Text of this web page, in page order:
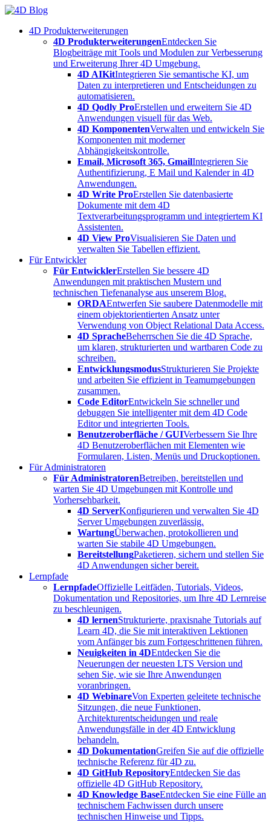
Skip
content4D Produkterweiterungen
4D ProdukterweiterungenEntdecken Sie
Blogbeiträge mit Tools und Modulen zur Verbesserung
und Erweiterung Ihrer 4D Umgebung.
4D AIKitIntegrieren Sie semantische KI, um
Daten zu interpretieren und Entscheidungen zu
automatisieren.
4D Qodly ProErstellen und erweitern Sie 4D
Anwendungen visuell für das Web.
4D KomponentenVerwalten und entwickeln Sie
Komponenten mit moderner
Abhängigkeitskontrolle.
Email, Microsoft 365, GmailIntegrieren Sie
Authentifizierung, E Mail und Kalender in 4D
Anwendungen.
4D Write ProErstellen Sie datenbasierte
Dokumente mit dem 4D
Textverarbeitungsprogramm und integriertem KI
Assistenten.
4D View ProVisualisieren Sie Daten und
verwalten Sie Tabellen effizient.
Für Entwickler
Für EntwicklerErstellen Sie bessere 4D
Anwendungen mit praktischen Mustern und
technischen Tiefenanalyse aus unserem Blog.
ORDAEntwerfen Sie saubere Datenmodelle mit
einem objektorientierten Ansatz unter
Verwendung von Object Relational Data Access.
4D SpracheBeherrschen Sie die 4D Sprache,
um klaren, strukturierten und wartbaren Code zu
schreiben.
EntwicklungsmodusStrukturieren Sie Projekte
und arbeiten Sie effizient in Teamumgebungen
zusammen.
Code EditorEntwickeln Sie schneller und
debuggen Sie intelligenter mit dem 4D Code
Editor und integrierten Tools.
Benutzeroberfläche / GUIVerbessern Sie Ihre
4D Benutzeroberflächen mit Elementen wie
Formularen, Listen, Menüs und Druckoptionen.
Für Administratoren
Für AdministratorenBetreiben, bereitstellen und
warten Sie 4D Umgebungen mit Kontrolle und
Vorhersehbarkeit.
4D ServerKonfigurieren und verwalten Sie 4D
Server Umgebungen zuverlässig.
WartungÜberwachen, protokollieren und
warten Sie stabile 4D Umgebungen.
BereitstellungPaketieren, sichern und stellen Sie
4D Anwendungen sicher bereit.
Lernpfade
LernpfadeOffizielle Leitfäden, Tutorials, Videos,
Dokumentation und Repositories, um Ihre 4D Lernreise
zu beschleunigen.
4D lernenStrukturierte, praxisnahe Tutorials auf
Learn 4D, die Sie mit interaktiven Lektionen
vom Anfänger bis zum Fortgeschrittenen führen.
Neuigkeiten in 4DEntdecken Sie die
Neuerungen der neuesten LTS Version und
sehen Sie, wie sie Ihre Anwendungen
voranbringen.
4D WebinareVon Experten geleitete technische
Sitzungen, die neue Funktionen,
Architekturentscheidungen und reale
Anwendungsfälle in der 4D Entwicklung
behandeln.
4D DokumentationGreifen Sie auf die offizielle
technische Referenz für 4D zu.
4D GitHub RepositoryEntdecken Sie das
offizielle 4D GitHub Repository.
4D Knowledge BaseEntdecken Sie eine Fülle an
technischem Fachwissen durch unsere
technischen Hinweise und Tipps.